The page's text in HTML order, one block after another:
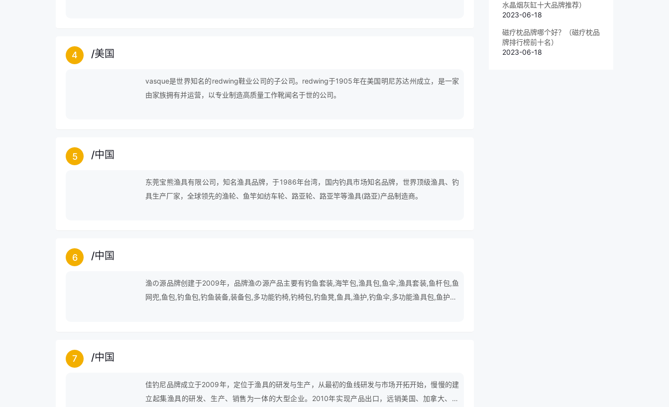
4 /美国
vasque是世界知名的redwing鞋业公司的子公司。redwing于1905年在美国明尼苏达州成立，是一家
由家族拥有并运营，以专业制造高质量工作靴闻名于世的公司。
5 /中国
东莞宝熊渔具有限公司，知名渔具品牌，于1986年台湾，国内钓具市场知名品牌，世界顶级渔具、钓
具生产厂家，全球领先的渔轮、鱼竿如纺车轮、路亚轮、路亚竿等渔具(路亚)产品制造商。
6 /中国
渔の源品牌创建于2009年，品牌渔の源产品主要有钓鱼套装,海竿包,渔具包,鱼伞,渔具套装,鱼杆包,鱼
网兜,鱼包,钓鱼包,钓鱼装备,装备包,多功能钓椅,钓椅包,钓鱼凳,鱼具,渔护,钓鱼伞,多功能渔具包,鱼护包,
7 /中国
佳钓尼品牌成立于2009年，定位于渔具的研发与生产，从最初的鱼线研发与市场开拓开始，慢慢的建
立起集渔具的研发、生产、销售为一体的大型企业。2010年实现产品出口，远销美国、加拿大、法
水晶烟灰缸十大品牌推荐）
2023-06-18
磁疗枕品牌哪个好？（磁疗枕品
牌排行榜前十名）
2023-06-18